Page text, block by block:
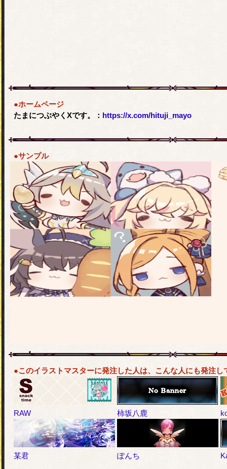
●ホームページ
たまにつぶやくXです。： https://x.com/hituji_mayo
●サンプル
●このイラストマスターに発注した人は、こんな人にも発注し
RAW 柿坂八鹿
某君 ぽんち